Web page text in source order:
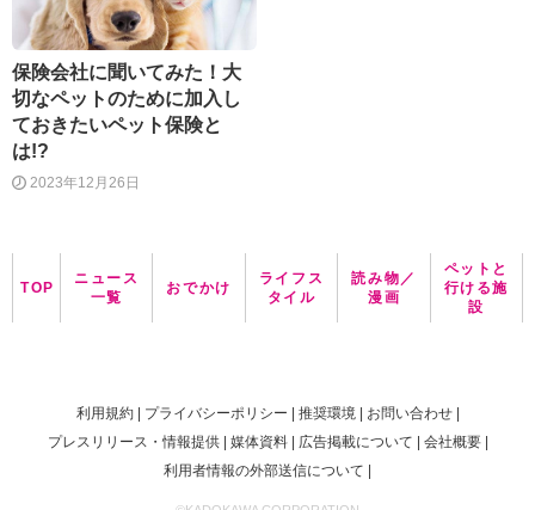
保険会社に聞いてみた！大
切なペットのために加入し
ておきたいペット保険と
は!?
2023年12月26日
TOP
ニュース
一覧
おでかけ
ライフス
タイル
読み物／
漫画
ペットと
行ける施
設
利用規約 プライバシーポリシー 推奨環境
お問い合わせ
プレスリリース・情報提供
媒体資料 広告掲載について
会社概要
利用者情報の外部送信について